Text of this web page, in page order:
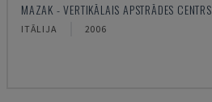
MAZAK - VERTIKĀLAIS APSTRĀDES CENTRS
ITĀLIJA 2006